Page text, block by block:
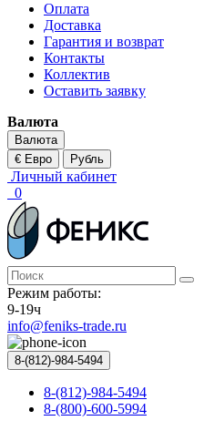
Оплата
Доставка
Гарантия и возврат
Контакты
Коллектив
Оставить заявку
Валюта
Валюта
€ Евро
Рубль
Личный кабинет
0
Режим работы:
9-19ч
info@feniks-trade.ru
8-(812)-984-5494
8-(812)-984-5494
8-(800)-600-5994